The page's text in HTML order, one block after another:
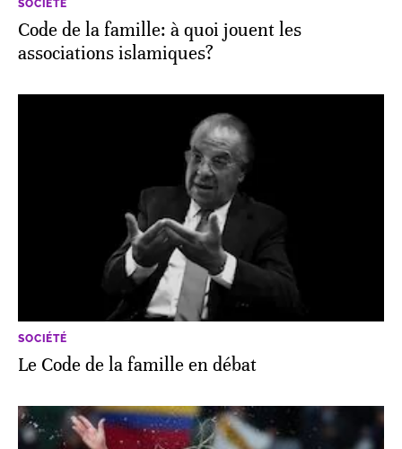
SOCIÉTÉ
Code de la famille: à quoi jouent les
associations islamiques?
SOCIÉTÉ
Le Code de la famille en débat